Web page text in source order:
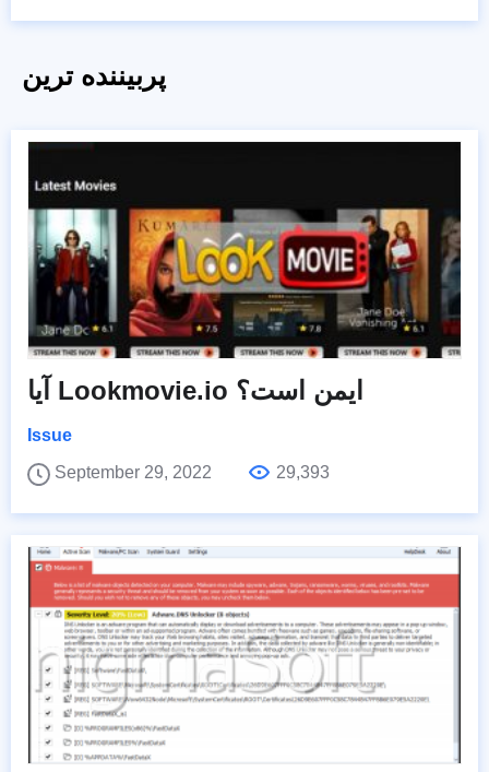
پربیننده ترین
آیا Lookmovie.io ایمن است؟
Issue
September 29, 2022
29,393